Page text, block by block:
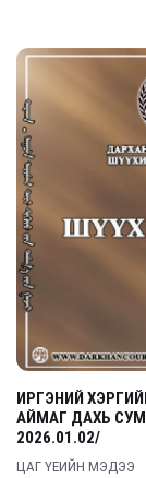
ИРГЭНИЙ
АЙМАГ ДАХЬ
2026.01.02/
ЦАГ ҮЕИЙН МЭДЭЭ